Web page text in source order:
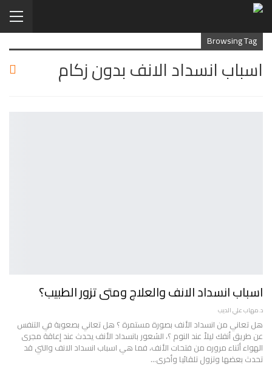
Browsing Tag
اسباب انسداد الانف بدون زكام
اسباب انسداد الانف والعلاج ومتى تزور الطبيب؟
د.مهاب علي الديب
هل تعاني من انسداد الأنف بصورة مستمرة ؟ هل تعاني بصعوبة في التنفس
عن طريق أنفك ليلاً عند النوم ؟، الشعور بانسداد الأنف يحدث عند إعاقة مجرى
الهواء أثناء مروره من فتحات الأنف، فما هي اسباب انسداد الانف والتي قد
تحدث بعضها وتزول تلقائيا وأخرى…